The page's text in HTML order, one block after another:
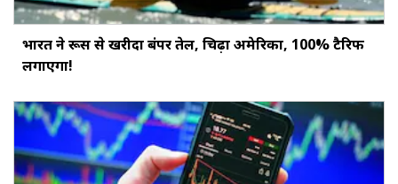
भारत ने रूस से खरीदा बंपर तेल, चिढ़ा अमेरिका, 100% टैरिफ
लगाएगा!